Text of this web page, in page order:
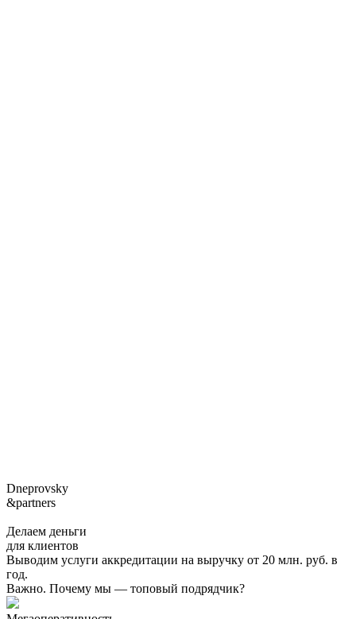
Dneprovsky
&partners
Делаем деньги
для клиентов
Выводим услуги аккредитации на выручку от 20 млн. руб. в
год.
Важно. Почему мы — топовый подрядчик?